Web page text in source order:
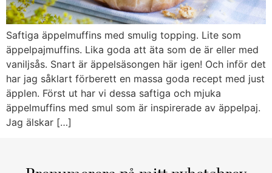
Saftiga äppelmuffins med smulig topping. Lite som
äppelpajmuffins. Lika goda att äta som de är eller med
vaniljsås. Snart är äppelsäsongen här igen! Och inför det
har jag såklart förberett en massa goda recept med just
äpplen. Först ut har vi dessa saftiga och mjuka
äppelmuffins med smul som är inspirerade av äppelpaj.
Jag älskar […]